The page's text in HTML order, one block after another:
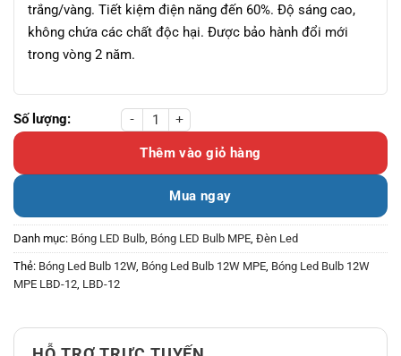
trắng/vàng. Tiết kiệm điện năng đến 60%. Độ sáng cao,
không chứa các chất độc hại. Được bảo hành đổi mới
trong vòng 2 năm.
Bóng Led Bulb 12W MPE LBD-12 số lượng
Thêm vào giỏ hàng
Mua ngay
Danh mục: Bóng LED Bulb, Bóng LED Bulb MPE, Đèn Led
Thẻ: Bóng Led Bulb 12W, Bóng Led Bulb 12W MPE, Bóng Led Bulb 12W
MPE LBD-12, LBD-12